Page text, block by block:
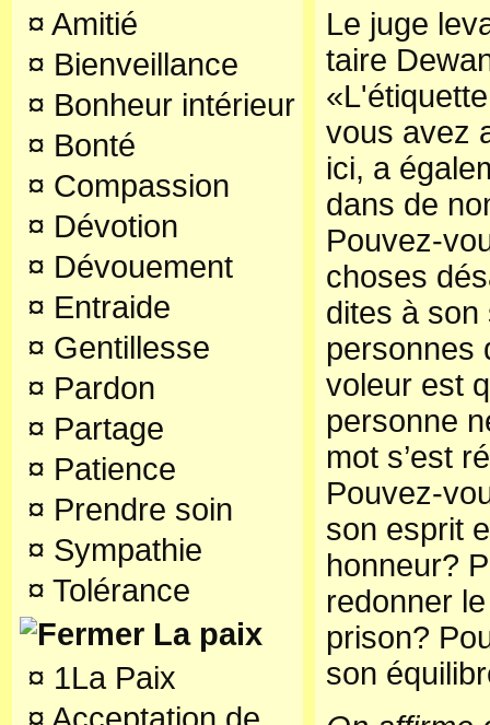
¤ Amitié
¤ Bienveillance
¤ Bonheur intérieur
¤ Bonté
¤ Compassion
¤ Dévotion
¤ Dévouement
¤ Entraide
¤ Gentillesse
¤ Pardon
¤ Partage
¤ Patience
¤ Prendre soin
¤ Sympathie
¤ Tolérance
La paix
¤ 1La Paix
Le juge
taire
vous avez
ici, a
dans de
Pouvez-
choses
dites à son
personnes
voleur est
personne
mot s’est
Pouvez-
son esprit
honneur?
redonner
prison?
son